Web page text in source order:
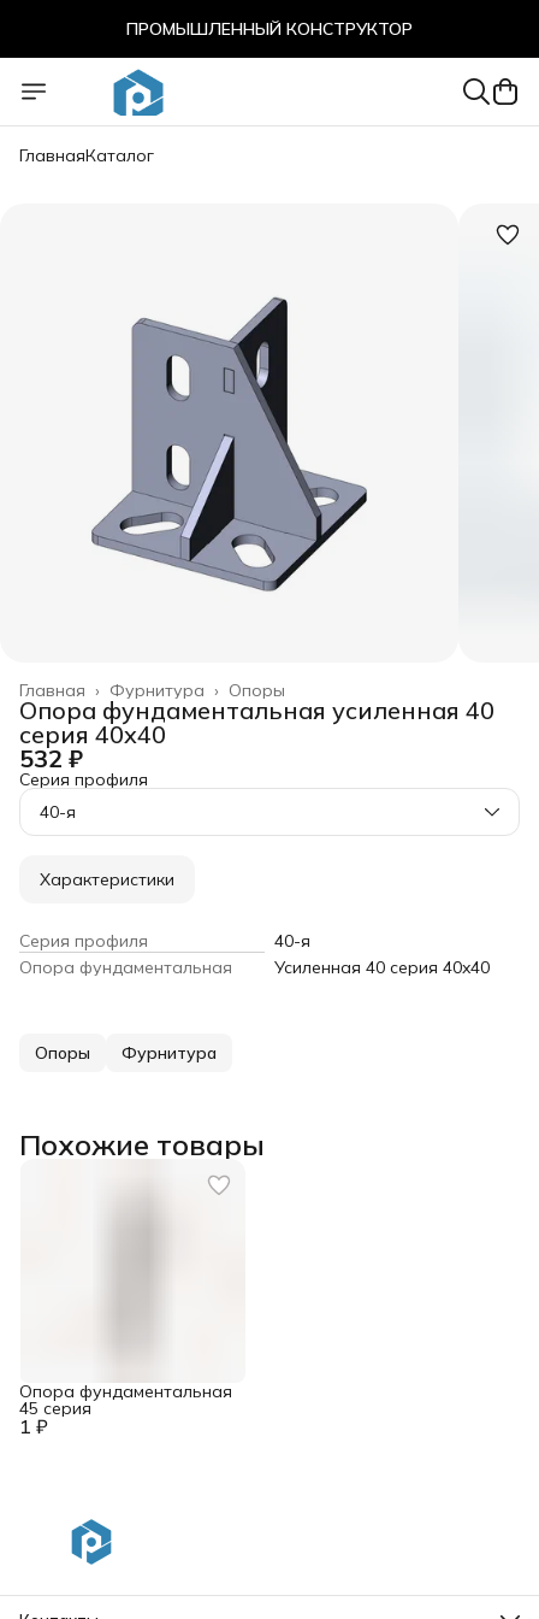
ПРОМЫШЛЕННЫЙ КОНСТРУКТОР
ПРОМЫШЛЕННЫЙ КОНСТРУКТОР
ГлавнаяКаталог
Опоры
Фурнитура ›
Главная ›
Опора фундаментальная усиленная 40
серия 40x40
532 ₽
Серия профиля
40-я
Характеристики
Серия профиля
40-я
Опора фундаментальная
Усиленная 40 серия 40x40
Опоры Фурнитура
Похожие товары
1 ₽
Опора фундаментальная
45 серия